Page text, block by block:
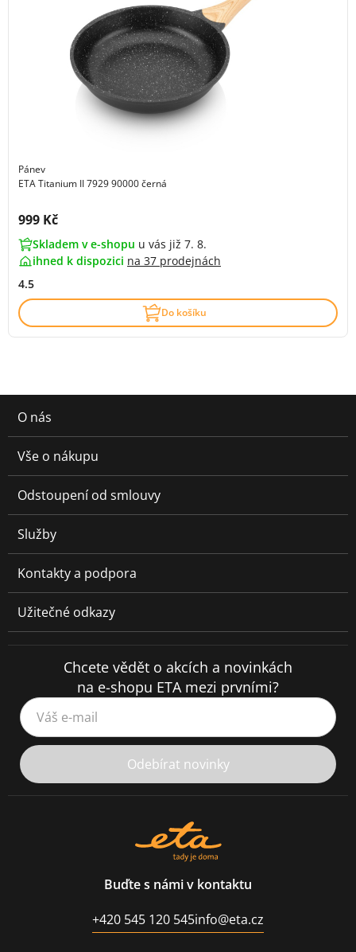
Pánev
ETA Titanium II 7929 90000 černá
Cena s DPH:
999 Kč
Skladem v e-shopu u vás již 7. 8.
ihned k dispozici na 37 prodejnách
4.5
Do košíku
O nás
Vše o nákupu
Odstoupení od smlouvy
Služby
Kontakty a podpora
Užitečné odkazy
Chcete vědět o akcích a novinkách
na e-shopu ETA mezi prvními?
Váš e-mail
Odebírat novinky
Buďte s námi v kontaktu
+420 545 120 545info@eta.cz